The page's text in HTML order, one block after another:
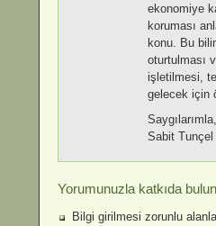
ekonomiye
koruması
konu. Bu
oturtulması
işletilmesi,
gelecek için
Saygılarımla,
Sabit Tunçel
Yorumunuzla katkıda
Bilgi girilmesi zorunlu